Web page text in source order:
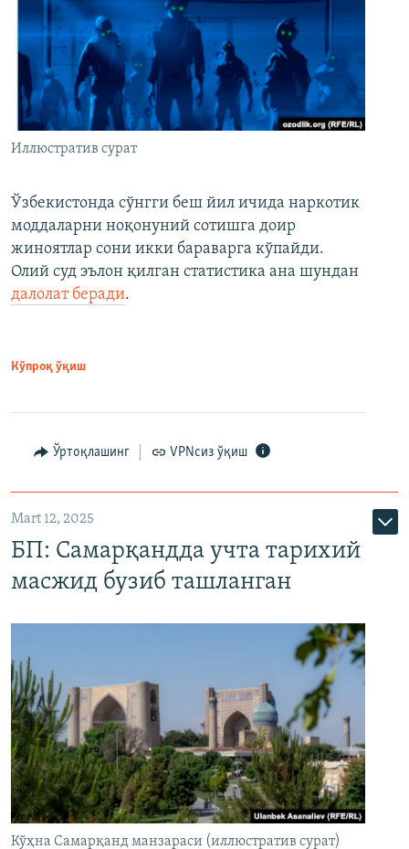
Иллюстратив сурат
Ўзбекистонда сўнгги беш йил ичида наркотик
моддаларни ноқонуний сотишга доир
жиноятлар сони икки бараварга кўпайди.
Олий суд эълон қилган статистика ана шундан
далолат беради.
Кўпроқ ўқиш
Ўртоқлашинг VPNсиз ўқиш
Mart 12, 2025
БП: Самарқандда учта тарихий
масжид бузиб ташланган
Кўҳна Самарқанд манзараси (иллюстратив сурат)